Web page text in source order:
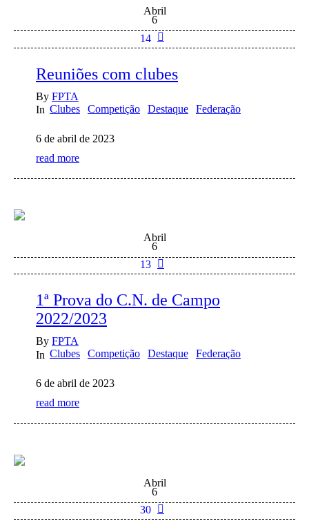
Abril
6
14
Reuniões com clubes
By FPTA
In Clubes Competição Destaque Federação
6 de abril de 2023
read more
Abril
6
13
1ª Prova do C.N. de Campo
2022/2023
By FPTA
In Clubes Competição Destaque Federação
6 de abril de 2023
read more
Abril
6
30